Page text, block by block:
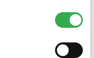
všetky tieto